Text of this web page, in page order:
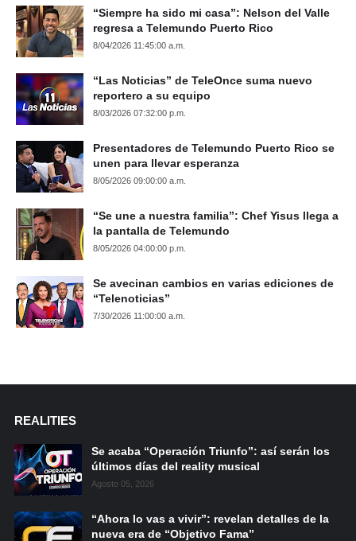
“Siempre ha sido mi casa”: Nelson del Valle
regresa a Telemundo Puerto Rico
8/04/2026 11:45:00 a.m.
“Las Noticias” de TeleOnce suma nuevo
reportero a su equipo
8/03/2026 07:32:00 p.m.
Presentadores de Telemundo Puerto Rico se
unen para llevar esperanza
8/05/2026 09:00:00 a.m.
“Se une a nuestra familia”: Chef Yisus llega a
la pantalla de Telemundo
8/05/2026 04:00:00 p.m.
Se avecinan cambios en varias ediciones de
“Telenoticias”
7/30/2026 11:00:00 a.m.
REALITIES
Se acaba “Operación Triunfo”: así serán los
últimos días del reality musical
Agosto 05, 2026
“Ahora lo vas a vivir”: revelan detalles de la
nueva era de “Objetivo Fama”